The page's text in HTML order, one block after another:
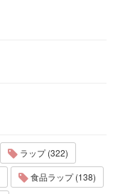
ラップ (322)
食品ラップ (138)